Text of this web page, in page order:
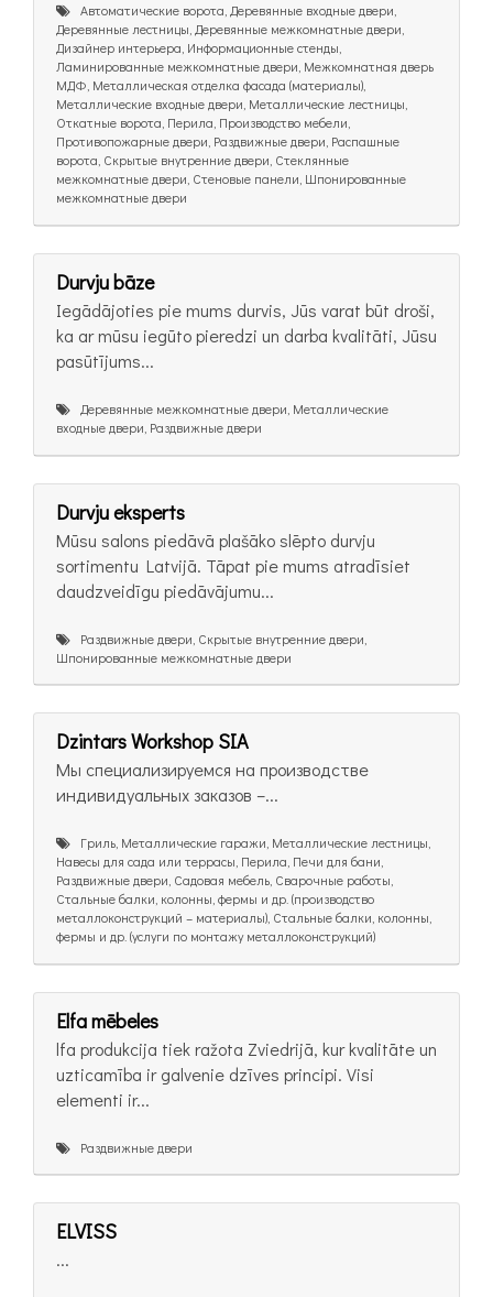
Автоматические ворота, Деревянные входные двери,
Деревянные лестницы, Деревянные межкомнатные двери,
Дизайнер интерьера, Информационные стенды,
Ламинированные межкомнатные двери, Межкомнатная дверь
МДФ, Металлическая отделка фасада (материалы),
Металлические входные двери, Металлические лестницы,
Откатные ворота, Перила, Производство мебели,
Противопожарные двери, Раздвижные двери, Распашные
ворота, Скрытые внутренние двери, Стеклянные
межкомнатные двери, Стеновые панели, Шпонированные
межкомнатные двери
Durvju bāze
Iegādājoties pie mums durvis, Jūs varat būt droši,
ka ar mūsu iegūto pieredzi un darba kvalitāti, Jūsu
pasūtījums...
Деревянные межкомнатные двери, Металлические
входные двери, Раздвижные двери
Durvju eksperts
Mūsu salons piedāvā plašāko slēpto durvju
sortimentu Latvijā. Tāpat pie mums atradīsiet
daudzveidīgu piedāvājumu...
Раздвижные двери, Скрытые внутренние двери,
Шпонированные межкомнатные двери
Dzintars Workshop SIA
Мы специализируемся на производстве
индивидуальных заказов –...
Гриль, Металлические гаражи, Металлические лестницы,
Навесы для сада или террасы, Перила, Печи для бани,
Раздвижные двери, Садовая мебель, Сварочные работы,
Стальные балки, колонны, фермы и др. (производство
металлоконструкций – материалы), Стальные балки, колонны,
фермы и др. (услуги по монтажу металлоконструкций)
Elfa mēbeles
lfa produkcija tiek ražota Zviedrijā, kur kvalitāte un
uzticamība ir galvenie dzīves principi. Visi
elementi ir...
Раздвижные двери
ELVISS
...